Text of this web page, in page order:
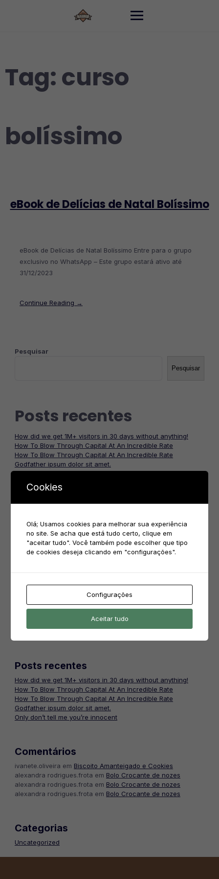
Tag:curso
bolíssimo
eBook de Delícias de Natal Bolíssimo
eBook de Delícias de Natal Bolíssimo Entre para o grupo
exclusivo no WhatsApp – Este grupo estará ativo até
31/12/2023
Continue Reading →
Pesquisar
Pesquisar
Posts recentes
How did we get 1M+ visitors in 30 days without anything!
How To Blow Through Capital At An Incredible Rate
How To Blow Through Capital At An Incredible Rate
Godfather ipsum dolor sit amet.
Only don’t tell me you’re innocent
ivanete.oliveira em Biscoito Amanteigado e Cookies
alexandra rodrigues.frotaem Bolo Crocante de nozes
Posts recentes
How did we get 1M+ visitors in 30 days without anything!
How To Blow Through Capital At An Incredible Rate
How To Blow Through Capital At An Incredible Rate
Godfather ipsum dolor sit amet.
Only don’t tell me you’re innocent
Comentários
ivanete.oliveira em Biscoito Amanteigado e Cookies
alexandra rodrigues.frota em Bolo Crocante de nozes
alexandra rodrigues.frota em Bolo Crocante de nozes
alexandra rodrigues.frota em Bolo Crocante de nozes
Categorias
Uncategorized
Cookies
Olá; Usamos cookies para melhorar sua experiência
no site. Se acha que está tudo certo, clique em
"aceitar tudo". Você também pode escolher que tipo
de cookies deseja clicando em "configurações".
Configurações
Aceitar tudo